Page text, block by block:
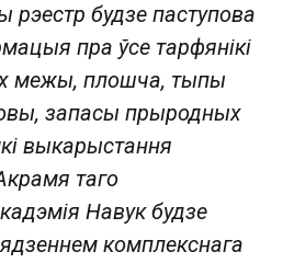
рэестр будзе паступова
пра ўсе тарфянікі
межы, плошча, тыпы
запасы прыродных
выкарыстання
таго
Навук будзе
комплекснага